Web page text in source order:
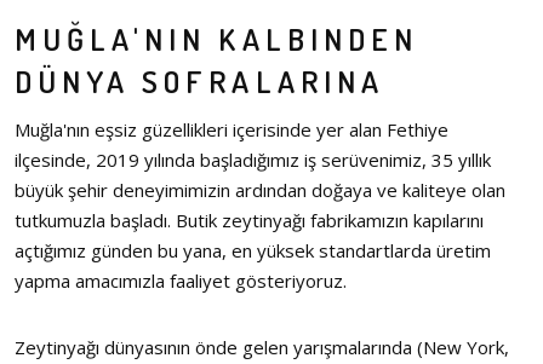
MUĞLA'NIN KALBINDEN
DÜNYA SOFRALARINA
Muğla'nın eşsiz güzellikleri içerisinde yer alan Fethiye
ilçesinde, 2019 yılında başladığımız iş serüvenimiz, 35 yıllık
büyük şehir deneyimimizin ardından doğaya ve kaliteye olan
tutkumuzla başladı. Butik zeytinyağı fabrikamızın kapılarını
açtığımız günden bu yana, en yüksek standartlarda üretim
yapma amacımızla faaliyet gösteriyoruz.
Zeytinyağı dünyasının önde gelen yarışmalarında (New York,